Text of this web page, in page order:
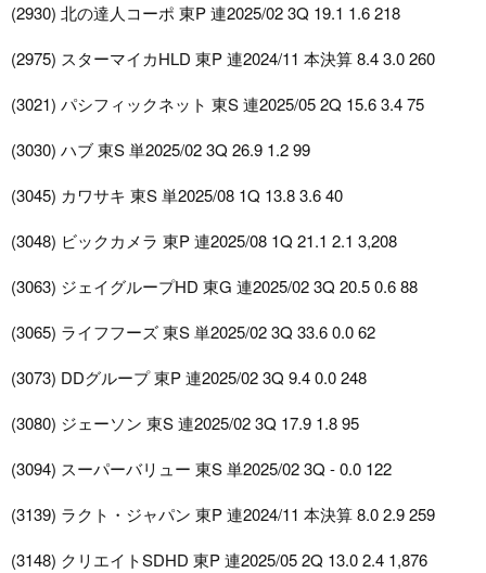
(2930) 北の達人コーポ 東P 連2025/02 3Q 19.1 1.6 218
(2975) スターマイカHLD 東P 連2024/11 本決算 8.4 3.0 260
(3021) パシフィックネット 東S 連2025/05 2Q 15.6 3.4 75
(3030) ハブ 東S 単2025/02 3Q 26.9 1.2 99
(3045) カワサキ 東S 単2025/08 1Q 13.8 3.6 40
(3048) ビックカメラ 東P 連2025/08 1Q 21.1 2.1 3,208
(3063) ジェイグループHD 東G 連2025/02 3Q 20.5 0.6 88
(3065) ライフフーズ 東S 単2025/02 3Q 33.6 0.0 62
(3073) DDグループ 東P 連2025/02 3Q 9.4 0.0 248
(3080) ジェーソン 東S 連2025/02 3Q 17.9 1.8 95
(3094) スーパーバリュー 東S 単2025/02 3Q - 0.0 122
(3139) ラクト・ジャパン 東P 連2024/11 本決算 8.0 2.9 259
(3148) クリエイトSDHD 東P 連2025/05 2Q 13.0 2.4 1,876